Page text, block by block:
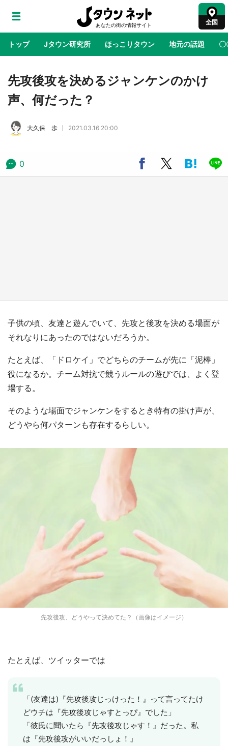
全国
トップ Jタウン研究所 ほっこりタウン 地元の話題 〇
地域×二次元 絶景 あの時はありがとう 物語がはじ
ラボ 作品の世界観通じて「小児がん」学べる
鳥取・境港「ゲゲゲの妖怪楽園」限定だった鬼
太郎グッズ買える 銀座・博品館TOY PARKへ
先攻後攻を決めるジャンケンのかけ
声、何だった？
大久保 歩 2021.03.16 20:00
0
子供の頃、友達と遊んでいて、先攻と後攻を決める場面が
それなりにあったのではないだろうか。
たとえば、「ドロケイ」でどちらのチームが先に「泥棒」
役になるか。チーム対抗で競うルールの遊びでは、よく登
場する。
そのような場面でジャンケンをするとき特有の掛け声が、
どうやら何パターンも存在するらしい。
先攻後攻、どうやって決めてた？（画像はイメージ）
たとえば、ツイッターでは
「(友達は)『先攻後攻じっけった！』って言ってたけ
どウチは『先攻後攻じゃすとっぴ』でした」
「彼氏に聞いたら『先攻後攻じゃす！』だった。私
は『先攻後攻がいいだっしょ！』